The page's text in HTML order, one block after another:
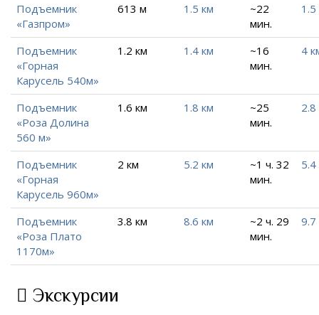
Подъемник
«Газпром»
613 м 1.5 км
~22
мин.
Подъемник
«Горная
Карусель 540м»
1.2 км 1.4 км
~16
мин.
4
Подъемник
«Роза Долина
560 м»
1.6 км 1.8 км
~25
мин.
Подъемник
«Горная
Карусель 960м»
2 км 5.2 км
~1 ч. 32
мин.
Подъемник
«Роза Плато
1170м»
3.8 км 8.6 км
~2 ч. 29
мин.
9.7
Экскурсии